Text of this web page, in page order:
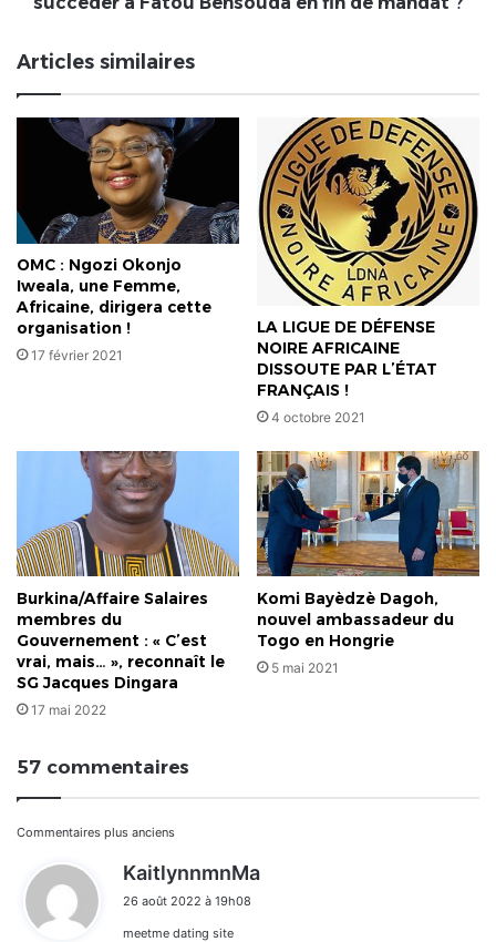
mandat
?
Articles similaires
OMC : Ngozi Okonjo
Iweala, une Femme,
Africaine, dirigera cette
organisation !
17 février 2021
LA LIGUE DE DÉFENSE
NOIRE AFRICAINE
DISSOUTE PAR L’ÉTAT
FRANÇAIS !
4 octobre 2021
Burkina/Affaire Salaires
membres du
Gouvernement : « C’est
vrai, mais… », reconnaît le
SG Jacques Dingara
17 mai 2022
Komi Bayèdzè Dagoh,
nouvel ambassadeur du
Togo en Hongrie
5 mai 2021
57 commentaires
Navigation
dans
les
Commentaires plus anciens
KaitlynnmnMa
26 août 2022 à 19h08
meetme dating site